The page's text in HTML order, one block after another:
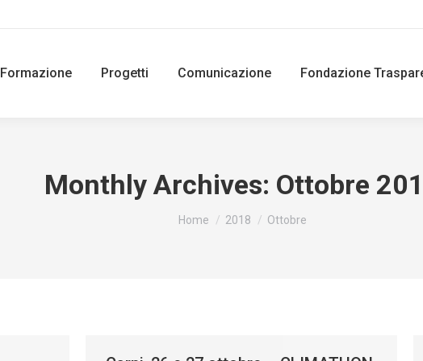
Formazione Progetti Comunicazione Fondazione
Monthly Archives: Ottobre
You are here:
Home 2018 Ottobre